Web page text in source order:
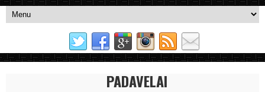
PADAVELAI